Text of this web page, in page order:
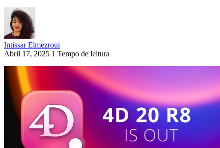
Intissar Elmezroui
Abril 17, 2025 1 Tempo de leitura